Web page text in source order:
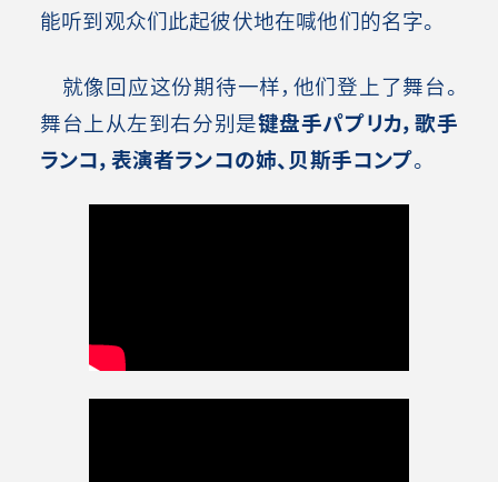
能听到观众们此起彼伏地在喊他们的名字。
就像回应这份期待一样，他们登上了舞台。
舞台上从左到右分别是键盘手パプリカ，歌手
ランコ，表演者ランコの姉、贝斯手コンプ。